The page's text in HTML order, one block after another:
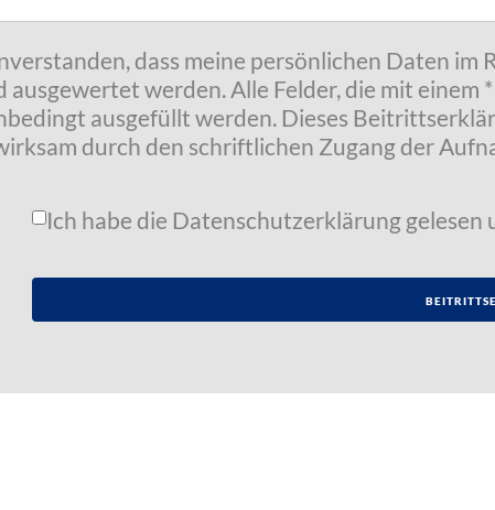
dass meine persönlichen Daten im
ausgewertet werden. Alle Felder, die mit einem
ausgefüllt werden. Dieses
durch den schriftlichen Zugang der
Ich habe die Datenschutzerklärunggelesen